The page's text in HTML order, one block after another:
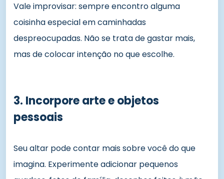
Vale improvisar: sempre encontro alguma
coisinha especial em caminhadas
despreocupadas. Não se trata de gastar mais,
mas de colocar intenção no que escolhe.
3. Incorpore arte e objetos
pessoais
Seu altar pode contar mais sobre você do que
imagina. Experimente adicionar pequenos